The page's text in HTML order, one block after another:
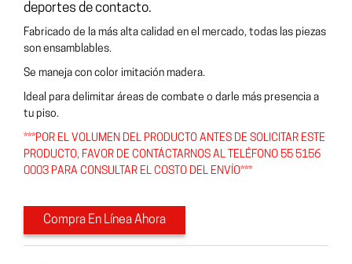
deportes de contacto.
Fabricado de la más alta calidad en el mercado, todas las piezas
son ensamblables.
Se maneja con color imitación madera.
Ideal para delimitar áreas de combate o darle más presencia a
tu piso.
***POR EL VOLUMEN DEL PRODUCTO ANTES DE SOLICITAR ESTE
PRODUCTO, FAVOR DE CONTÁCTARNOS AL TELÉFONO 55 5156
0003 PARA CONSULTAR EL COSTO DEL ENVÍO***
Compra En Línea Ahora